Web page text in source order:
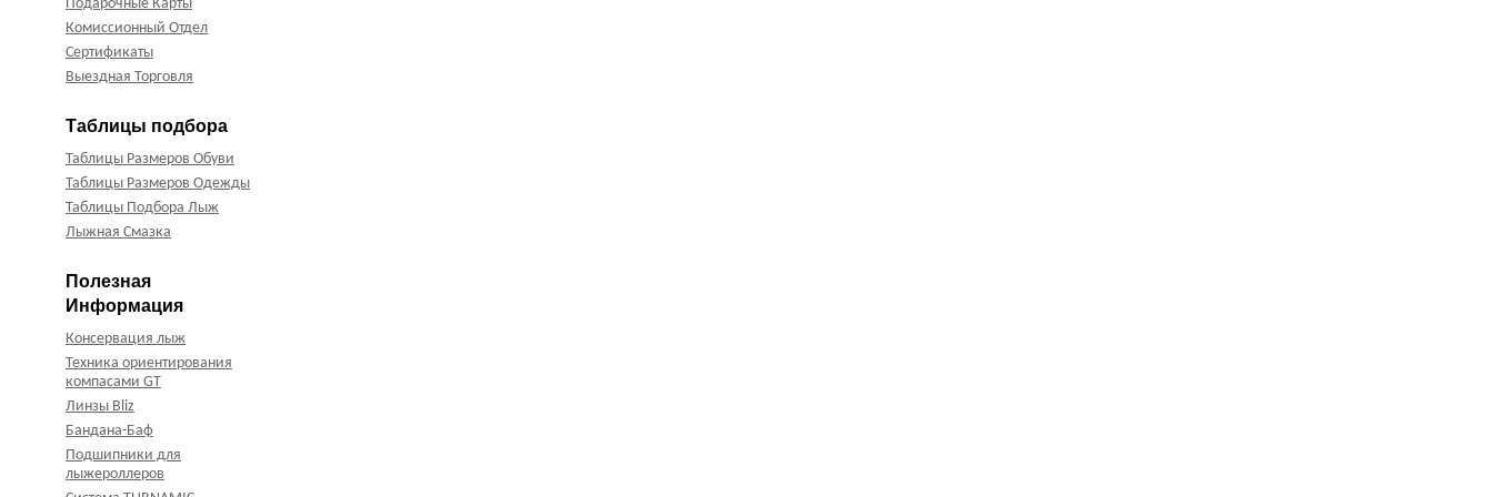
Подарочные Карты
Комиссионный Отдел
Сертификаты
Выездная Торговля
Таблицы подбора
Таблицы Размеров Обуви
Таблицы Размеров Одежды
Таблицы Подбора Лыж
Лыжная Смазка
Полезная
Информация
Консервация лыж
Техника ориентирования
компасами GT
Линзы Bliz
Бандана-Баф
Подшипники для
лыжероллеров